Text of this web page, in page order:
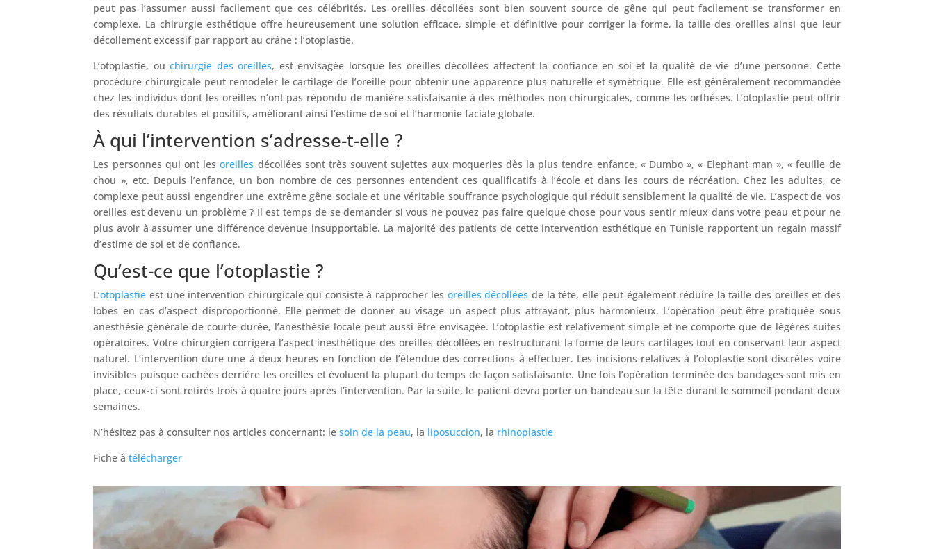
peut pas l’assumer aussi facilement que ces célébrités. Les oreilles décollées sont bien souvent source de gêne qui peut facilement se transformer en
complexe. La chirurgie esthétique offre heureusement une solution efficace, simple et définitive pour corriger la forme, la taille des oreilles ainsi que leur
décollement excessif par rapport au crâne : l’otoplastie.
L’otoplastie, ouchirurgie des oreilles, est envisagée lorsque les oreilles décollées affectent la confiance en soi et la qualité de vie d’une personne. Cette
procédure chirurgicale peut remodeler le cartilage de l’oreille pour obtenir une apparence plus naturelle et symétrique. Elle est généralement recommandée
chez les individus dont les oreilles n’ont pas répondu de manière satisfaisante à des méthodes non chirurgicales, comme les orthèses. L’otoplastie peut offrir
des résultats durables et positifs, améliorant ainsi l’estime de soi et l’harmonie faciale globale.
À qui l’intervention s’adresse-t-elle ?
Les personnes qui ont lesoreilles décollées sont très souvent sujettes aux moqueries dès la plus tendre enfance. « Dumbo », « Elephant man », « feuille de
chou », etc. Depuis l’enfance, un bon nombre de ces personnes entendent ces qualificatifs à l’école et dans les cours de récréation. Chez les adultes, ce
complexe peut aussi engendrer une extrême gêne sociale et une véritable souffrance psychologique qui réduit sensiblement la qualité de vie. L’aspect de vos
oreilles est devenu un problème ? Il est temps de se demander si vous ne pouvez pas faire quelque chose pour vous sentir mieux dans votre peau et pour ne
plus avoir à assumer une différence devenue insupportable. La majorité des patients de cette intervention esthétique en Tunisie rapportent un regain massif
d’estime de soi et de confiance.
Qu’est-ce que l’otoplastie ?
L’otoplastie est une intervention chirurgicale qui consiste à rapprocher les oreilles décollées de la tête, elle peut également réduire la taille des oreilles et des
lobes en cas d’aspect disproportionné. Elle permet de donner au visage un aspect plus attrayant, plus harmonieux. L’opération peut être pratiquée sous
anesthésie générale de courte durée, l’anesthésie locale peut aussi être envisagée. L’otoplastie est relativement simple et ne comporte que de légères suites
opératoires. Votre chirurgien corrigera l’aspect inesthétique des oreilles décollées en restructurant la forme de leurs cartilages tout en conservant leur aspect
naturel. L’intervention dure une à deux heures en fonction de l’étendue des corrections à effectuer. Les incisions relatives à l’otoplastie sont discrètes voire
invisibles puisque cachées derrière les oreilles et évoluent la plupart du temps de façon satisfaisante. Une fois l’opération terminée des bandages sont mis en
place, ceux-ci sont retirés trois à quatre jours après l’intervention. Par la suite, le patient devra porter un bandeau sur la tête durant le sommeil pendant deux
semaines.
N’hésitez pas à consulter nos articles concernant: lesoin de la peau, la liposuccion, la rhinoplastie
Fiche à télécharger